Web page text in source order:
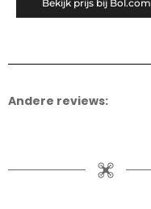
Bekijk prijs bij Bol.com
Andere reviews: